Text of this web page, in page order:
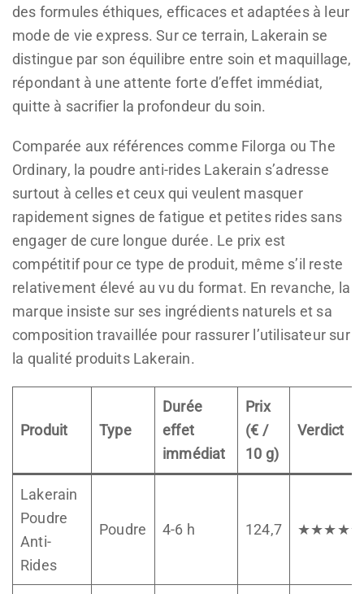
des formules éthiques, efficaces et adaptées à leur
mode de vie express. Sur ce terrain, Lakerain se
distingue par son équilibre entre soin et maquillage,
répondant à une attente forte d’effet immédiat,
quitte à sacrifier la profondeur du soin.
Comparée aux références comme Filorga ou The
Ordinary, la poudre anti-rides Lakerain s’adresse
surtout à celles et ceux qui veulent masquer
rapidement signes de fatigue et petites rides sans
engager de cure longue durée. Le prix est
compétitif pour ce type de produit, même s’il reste
relativement élevé au vu du format. En revanche, la
marque insiste sur ses ingrédients naturels et sa
composition travaillée pour rassurer l’utilisateur sur
la qualité produits Lakerain.
Produit Type
Durée
effet
immédiat
Prix
(€ /
10 g)
Verdict
Lakerain
Poudre
Anti-
Rides
Poudre 4-6 h 124,7 ★★★★☆